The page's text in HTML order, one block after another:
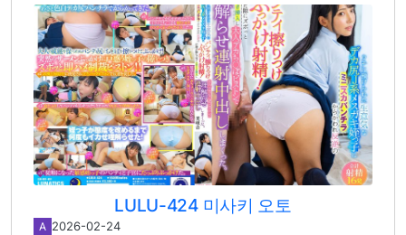
LULU-424 미사키 오토
A 2026-02-24